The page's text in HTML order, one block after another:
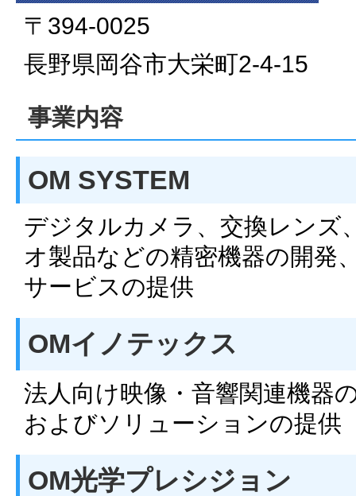
〒394-0025
長野県岡谷市大栄町2-4-15
事業内容
OM SYSTEM
デジタルカメラ、交換レンズ
オ製品などの精密機器の開発
サービスの提供
OMイノテックス
法人向け映像・音響関連機器
およびソリューションの提供
OM光学プレシジョン